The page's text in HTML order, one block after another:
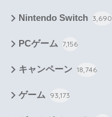
Nintendo Switch 3,690
PCゲーム 7,156
キャンペーン 18,746
ゲーム 93,173